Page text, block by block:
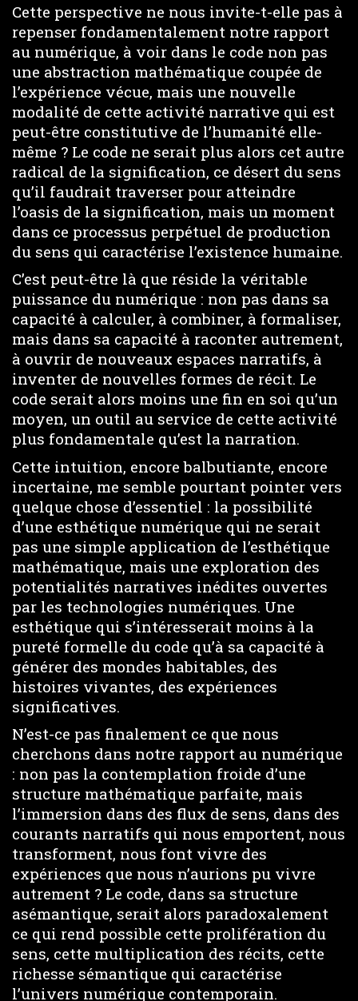
Cette perspective ne nous invite-t-elle pas à
repenser fondamentalement notre rapport
au numérique, à voir dans le code non pas
une abstraction mathématique coupée de
l’expérience vécue, mais une nouvelle
modalité de cette activité narrative qui est
peut-être constitutive de l’humanité elle-
même ? Le code ne serait plus alors cet autre
radical de la signification, ce désert du sens
qu’il faudrait traverser pour atteindre
l’oasis de la signification, mais un moment
dans ce processus perpétuel de production
du sens qui caractérise l’existence humaine.
C’est peut-être là que réside la véritable
puissance du numérique : non pas dans sa
capacité à calculer, à combiner, à formaliser,
mais dans sa capacité à raconter autrement,
à ouvrir de nouveaux espaces narratifs, à
inventer de nouvelles formes de récit. Le
code serait alors moins une fin en soi qu’un
moyen, un outil au service de cette activité
plus fondamentale qu’est la narration.
Cette intuition, encore balbutiante, encore
incertaine, me semble pourtant pointer vers
quelque chose d’essentiel : la possibilité
d’une esthétique numérique qui ne serait
pas une simple application de l’esthétique
mathématique, mais une exploration des
potentialités narratives inédites ouvertes
par les technologies numériques. Une
esthétique qui s’intéresserait moins à la
pureté formelle du code qu’à sa capacité à
générer des mondes habitables, des
histoires vivantes, des expériences
significatives.
N’est-ce pas finalement ce que nous
cherchons dans notre rapport au numérique
: non pas la contemplation froide d’une
structure mathématique parfaite, mais
l’immersion dans des flux de sens, dans des
courants narratifs qui nous emportent, nous
transforment, nous font vivre des
expériences que nous n’aurions pu vivre
autrement ? Le code, dans sa structure
asémantique, serait alors paradoxalement
ce qui rend possible cette prolifération du
sens, cette multiplication des récits, cette
richesse sémantique qui caractérise
l’univers numérique contemporain.